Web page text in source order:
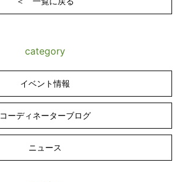
category
イベント情報
コーディネーターブログ
ニュース